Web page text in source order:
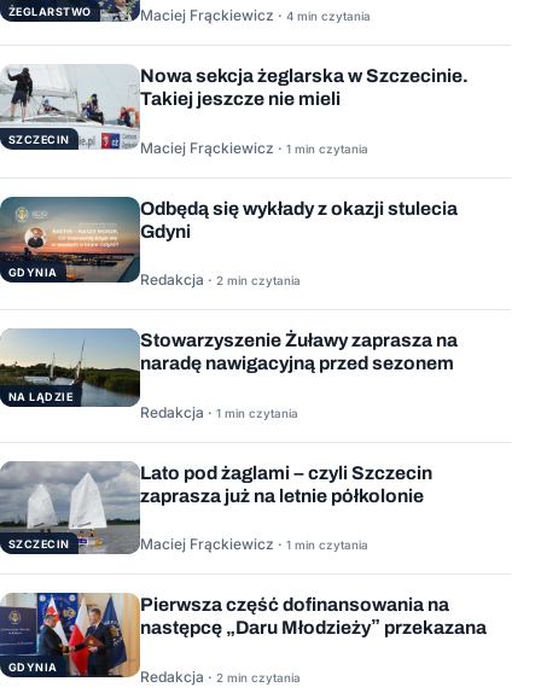
ŻEGLARSTWO Maciej Frąckiewicz · 4 min czytania
SZCZECIN
Nowa sekcja żeglarska w Szczecinie.
Takiej jeszcze nie mieli
Maciej Frąckiewicz · 1 min czytania
GDYNIA
Odbędą się wykłady z okazji stulecia
Gdyni
Redakcja · 2 min czytania
NA LĄDZIE
Stowarzyszenie Żuławy zaprasza na
naradę nawigacyjną przed sezonem
Redakcja · 1 min czytania
SZCZECIN
Lato pod żaglami – czyli Szczecin
zaprasza już na letnie półkolonie
Maciej Frąckiewicz · 1 min czytania
GDYNIA
Pierwsza część dofinansowania na
następcę „Daru Młodzieży” przekazana
Redakcja · 2 min czytania